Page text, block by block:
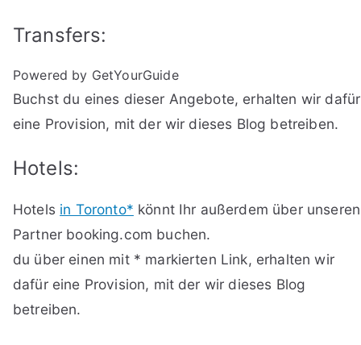
Transfers:
Powered by GetYourGuide
Buchst du eines dieser Angebote, erhalten wir dafür
eine Provision, mit der wir dieses Blog betreiben.
Hotels:
Hotels in Toronto* könnt Ihr außerdem über unseren
Partner booking.com buchen.
du über einen mit * markierten Link, erhalten wir
dafür eine Provision, mit der wir dieses Blog
betreiben.